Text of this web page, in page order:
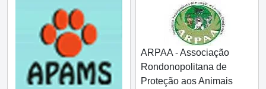
ARPAA - Associação
Rondonopolitana de
Proteção aos Animais